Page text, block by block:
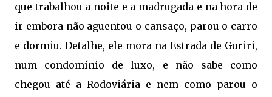
que trabalhou a noite e a madrugada e na hora de
ir embora não aguentou o cansaço, parou o carro
e dormiu. Detalhe, ele mora na Estrada de Guriri,
num condomínio de luxo, e não sabe como
chegou até a Rodoviária e nem como parou o